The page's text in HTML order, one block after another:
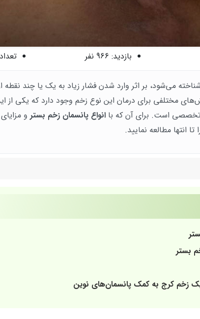
بازدید: 966 نفر
می‌شود، بر اثر وارد شدن فشار زیاد به یک یا چند نقطه
مختلفی برای درمان این نوع زخم وجود دارد که یکی از
تخصصی است. برای آن که با انواع پانسمان زخم بستر و
انتها مطالعه نمایید.
بستر
زخم کرج به کمک پانسمان‌های نوین